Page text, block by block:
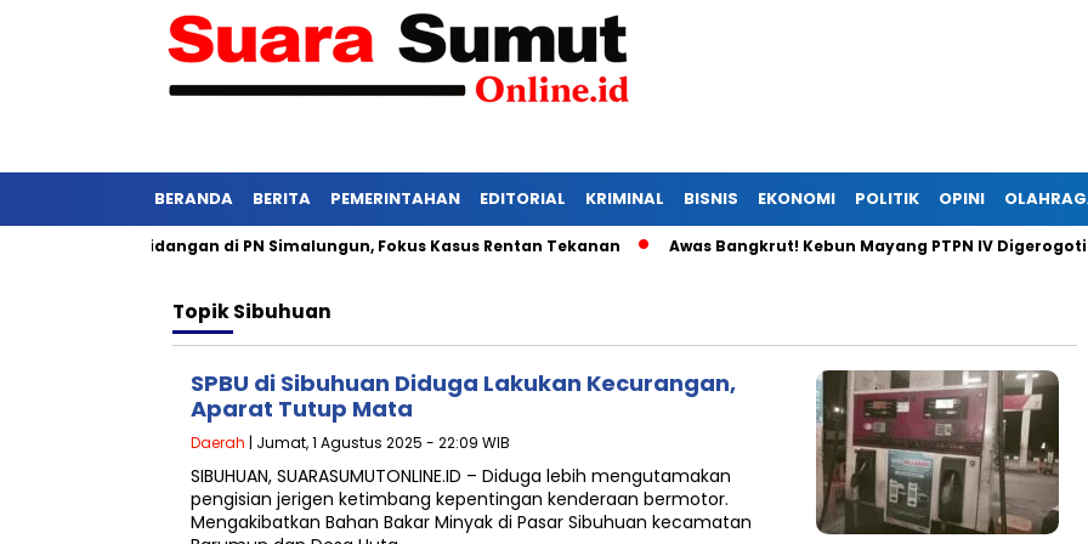
BERANDA BERITA PEMERINTAHAN EDITORIAL KRIMINAL BISNIS EKONOMI POLITIK OPINI
Ketat Persidangan di PN Simalungun, Fokus Kasus Rentan Tekanan Awas Bangkrut! Kebun Mayang PTPN IV Digerogoti
TopikSibuhuan
SPBU di Sibuhuan Diduga Lakukan Kecurangan,
Aparat Tutup Mata
Daerah | Jumat, 1 Agustus 2025 - 22:09 WIB
SIBUHUAN, SUARASUMUTONLINE.ID – Diduga lebih mengutamakan
pengisian jerigen ketimbang kepentingan kenderaan bermotor.
Mengakibatkan Bahan Bakar Minyak di Pasar Sibuhuan kecamatan